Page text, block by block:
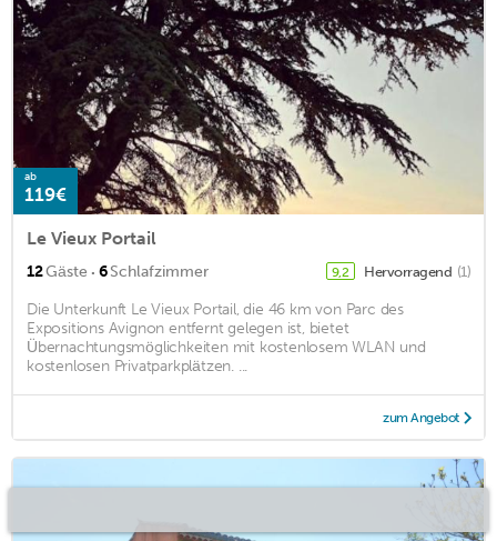
ab
119€
Le Vieux Portail
12Gäste · 6Schlafzimmer 9,2 Hervorragend (1)
Die Unterkunft Le Vieux Portail, die 46 km von Parc des
Expositions Avignon entfernt gelegen ist, bietet
Übernachtungsmöglichkeiten mit kostenlosem WLAN und
kostenlosen Privatparkplätzen. ...
zum Angebot